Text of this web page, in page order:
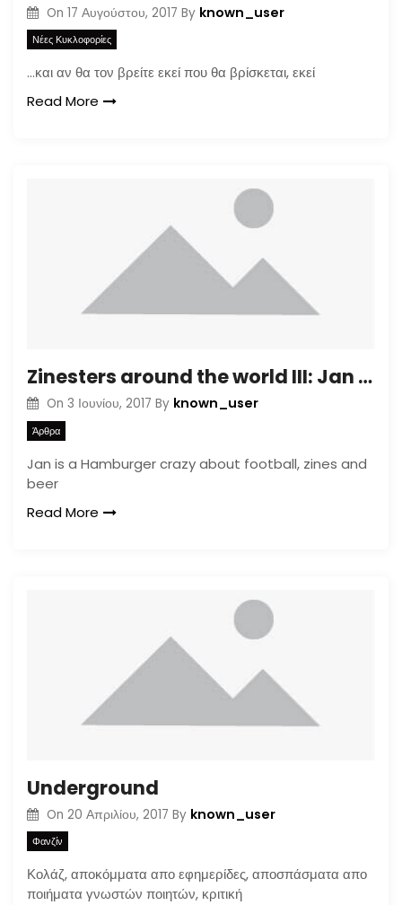
On 17 Αυγούστου, 2017 By known_user
Νέες Κυκλοφορίες
…και αν θα τον βρείτε εκεί που θα βρίσκεται, εκεί
Read More
Zinesters around the world III: Jan Stö
On 3 Ιουνίου, 2017 By known_user
Άρθρα
Jan is a Hamburger crazy about football, zines and
beer
Read More
Underground
On 20 Απριλίου, 2017 By known_user
Φανζίν
Κολάζ, αποκόμματα απο εφημερίδες, αποσπάσματα απο
ποιήματα γνωστών ποιητών, κριτική